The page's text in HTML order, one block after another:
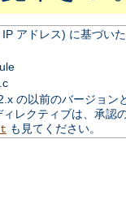
アドレス) に基づい
の以前のバージョン
レクティブは、承認
も見てください。